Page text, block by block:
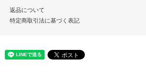
返品について
特定商取引法に基づく表記